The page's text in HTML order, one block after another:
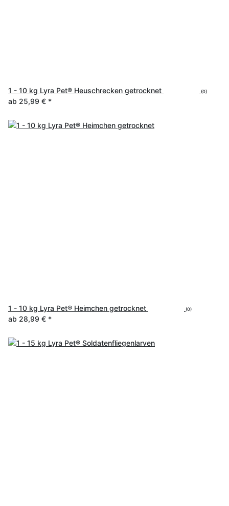
1 - 10 kg Lyra Pet® Heuschrecken getrocknet (0)
ab 25,99 € *
1 - 10 kg Lyra Pet® Heimchen getrocknet (0)
ab 28,99 € *